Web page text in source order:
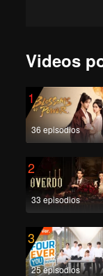
Videos
1
36 episodios
2
33 episodios
3
25 episodios